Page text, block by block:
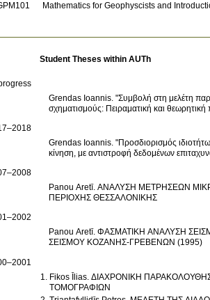
Mathematics for Geophyscists and
Student Theses within AUTh
Grendas Ioannis. "Συμβολή στη μελέτη
σχηματισμούς: Πειραματική και
Grendas Ioannis. "Προσδιορισμός
κίνηση, με αντιστροφή δεδομένων
Panou Aretī. ΑΝΑΛΥΣΗ ΜΕΤΡΗΣΕΩΝ
ΠΕΡΙΟΧΗΣ ΘΕΣΣΑΛΟΝΙΚΗΣ
Panou Aretī. ΦΑΣΜΑΤΙΚΗ ΑΝΑΛΥΣΗ
ΣΕΙΣΜΟΥ ΚΟΖΑΝΗΣ-ΓΡΕΒΕΝΩΝ (1995)
Fikos Īlias. ΔΙΑΧΡΟΝΙΚΗ
ΤΟΜΟΓΡΑΦΙΩΝ